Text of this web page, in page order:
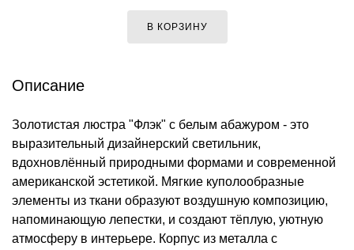
В КОРЗИНУ
Описание
Золотистая люстра "Флэк" с белым абажуром - это
выразительный дизайнерский светильник,
вдохновлённый природными формами и современной
американской эстетикой. Мягкие куполообразные
элементы из ткани образуют воздушную композицию,
напоминающую лепестки, и создают тёплую, уютную
атмосферу в интерьере. Корпус из металла с